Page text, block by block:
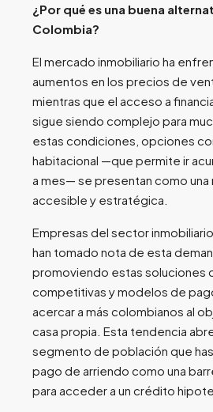
¿Por qué es una buena
Colombia?
El mercado inmobiliario ha
aumentos en los precios de
mientras que el acceso a
sigue siendo complejo para
estas condiciones, opciones
habitacional —que permite ir
a mes— se presentan como
accesible y estratégica.
Empresas del sector
han tomado nota de esta
promoviendo estas soluciones
competitivas y modelos de
acercar a más colombianos al
casa propia. Esta tendencia
segmento de población que
pago de arriendo como una
para acceder a un crédito